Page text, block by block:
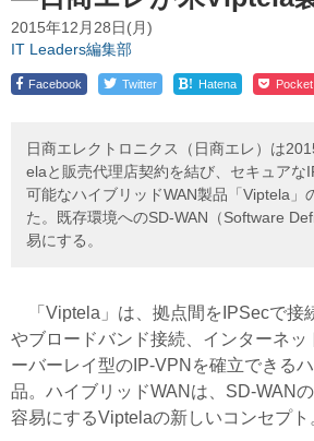
2015年12月28日(月)
IT Leaders編集部
Facebook Twitter ! Hatena Pocket
日商エレクトロニクス（日商エレ）は
elaと販売代理店契約を結び、セキュアな
可能なハイブリッドWAN製品「Viptela」
た。既存環境へのSD-WAN（Software
易にする。
「Viptela」は、拠点間をIPSecで接
やブロードバンド接続、インターネッ
ーバーレイ型のIP-VPNを確立できる
品。ハイブリッドWANは、SD-WAN
容易にするViptelaの新しいコンセプト